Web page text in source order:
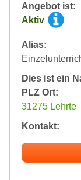
Angebot ist:
Aktiv
Alias:
Dies ist ein
PLZ Ort:
31275 Lehrte
Kontakt: